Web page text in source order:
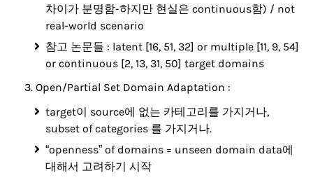
차이가 분명함-하지만 현실은 continuous함) / not
real-world scenario
참고 논문들 : latent [16, 51, 32] or multiple [11, 9, 54]
or continuous [2, 13, 31, 50] target domains
Open/Partial Set Domain Adaptation :
target이 source에 없는 카테고리를 가지거나,
subset of categories 를 가지거나.
“openness” of domains = unseen domain data에
대해서 고려하기 시작